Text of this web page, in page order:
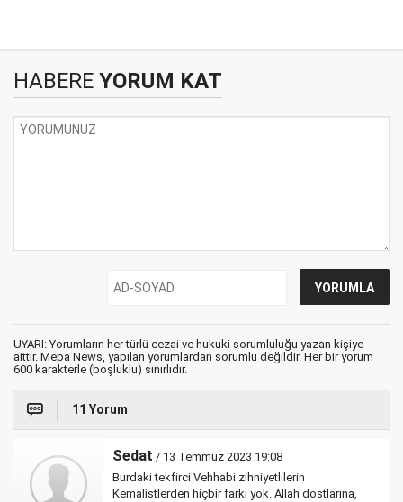
HABERE YORUM KAT
UYARI: Yorumların her türlü cezai ve hukuki sorumluluğu yazan kişiye
aittir. Mepa News, yapılan yorumlardan sorumlu değildir. Her bir yorum
600 karakterle (boşluklu) sınırlıdır.
11 Yorum
Sedat / 13 Temmuz 2023 19:08
Burdaki tekfirci Vehhabi zihniyetlilerin
Kemalistlerden hiçbir farkı yok. Allah dostlarına,